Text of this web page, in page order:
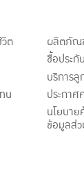
ต
น
ผลิตภั
ชื้อประกัน
บริการลู
ประกาศ
นโยบาย
ข้อมูลส่